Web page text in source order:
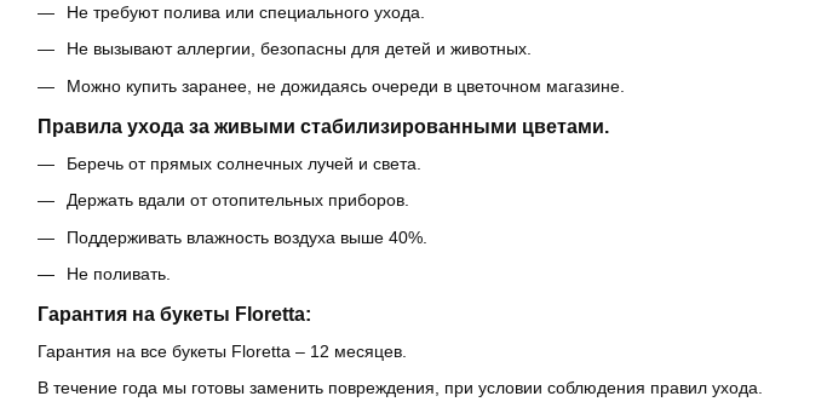
Не требуют полива или специального ухода.
Не вызывают аллергии, безопасны для детей и животных.
Можно купить заранее, не дожидаясь очереди в цветочном магазине.
Правила ухода за живыми стабилизированными цветами.
Беречь от прямых солнечных лучей и света.
Держать вдали от отопительных приборов.
Поддерживать влажность воздуха выше 40%.
Не поливать.
Гарантия на букеты Floretta:
Гарантия на все букеты Floretta – 12 месяцев.
В течение года мы готовы заменить повреждения, при условии соблюдения правил ухода.